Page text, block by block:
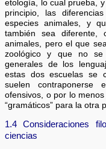
etología, lo cual prueba,
principio, las
especies animales, y
también sea diferente,
animales, pero el que
zoológico y que no se
generales de los
estas dos escuelas se
suelen contraponerse
ofensivos, o por lo
“gramáticos” para la otra
1.4 Consideraciones
ciencias